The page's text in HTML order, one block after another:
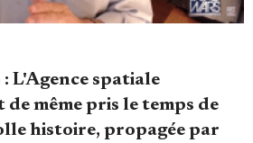
: L'Agence spatiale
même pris le temps de
histoire, propagée par